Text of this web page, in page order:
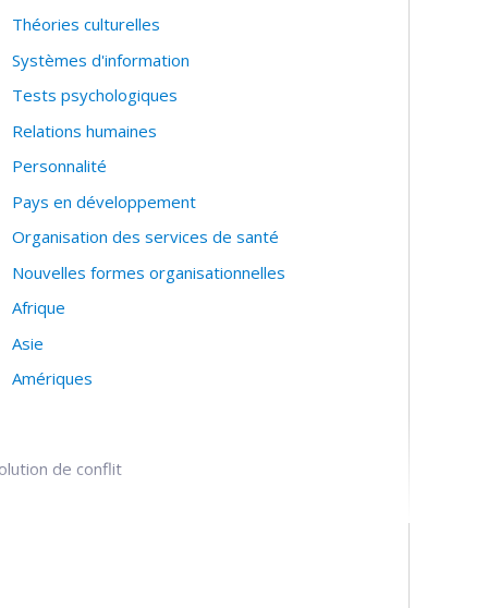
Théories culturelles
Systèmes d'information
Tests psychologiques
Relations humaines
Personnalité
Pays en développement
Organisation des services de santé
Nouvelles formes organisationnelles
Afrique
Asie
Amériques
de conflit